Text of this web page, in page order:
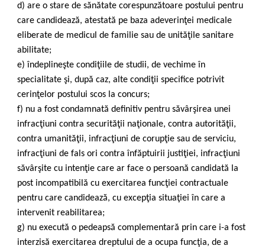
d) are o stare de sănătate corespunzătoare postului pentru
care candidează, atestată pe baza adeverinţei medicale
eliberate de medicul de familie sau de unităţile sanitare
abilitate;
e) îndeplineşte condiţiile de studii, de vechime în
specialitate şi, după caz, alte condiţii specifice potrivit
cerinţelor postului scos la concurs;
f) nu a fost condamnată definitiv pentru săvârşirea unei
infracţiuni contra securităţii naţionale, contra autorităţii,
contra umanităţii, infracţiuni de corupţie sau de serviciu,
infracţiuni de fals ori contra înfăptuirii justiţiei, infracţiuni
săvârşite cu intenţie care ar face o persoană candidată la
post incompatibilă cu exercitarea funcţiei contractuale
pentru care candidează, cu excepţia situaţiei în care a
intervenit reabilitarea;
g) nu execută o pedeapsă complementară prin care i-a fost
interzisă exercitarea dreptului de a ocupa funcţia, de a